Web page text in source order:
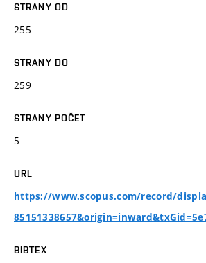
STRANY OD
255
STRANY DO
259
STRANY POČET
5
URL
https://www.scopus.com/record/
BIBTEX